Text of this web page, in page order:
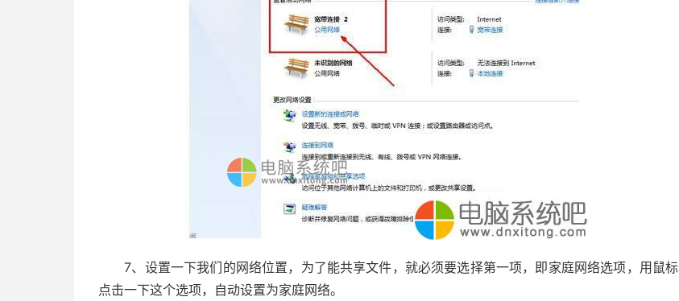
7、设置一下我们的网络位置，为了能共享文件，就必须要选择第一项，即家庭网络选项，用鼠标
点击一下这个选项，自动设置为家庭网络。